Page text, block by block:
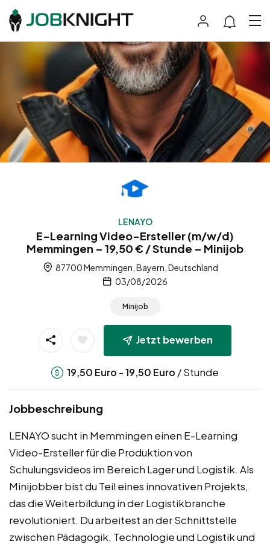
LENAYO
E-Learning Video-Ersteller (m/w/d)
Memmingen – 19,50 € / Stunde – Minijob
87700 Memmingen, Bayern, Deutschland
03/08/2026
Minijob
Jetzt bewerben
19,50 Euro -19,50 Euro / Stunde
Jobbeschreibung
LENAYO sucht in Memmingen einen E-Learning
Video-Ersteller für die Produktion von
Schulungsvideos im Bereich Lager und Logistik. Als
Minijobber bist du Teil eines innovativen Projekts,
das die Weiterbildung in der Logistikbranche
revolutioniert. Du arbeitest an der Schnittstelle
zwischen Pädagogik, Technologie und Logistik und